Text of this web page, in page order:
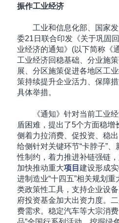
振作工业经济
工业和信息化部、国家发
委21日联合印发《关于巩固
业经济的通知》(以下简称《
工业经济回稳基础、分业施
展、分区施策促进各地区工
策持续提升企业活力、保障
具体举措。
《通知》针对当前工业经
盾困难，提出了5个方面稳增
侧着力拉消费、促投资、稳
给侧针对关键环节“卡脖子”
性制约，着力推进补链强链
加快推动重大项目 建设形成
进制造业“十四五”相关规划
类政策性工具，支持企业设
府投资基金加大出资力度。
费需求。稳定汽车等大宗消